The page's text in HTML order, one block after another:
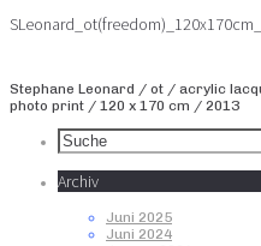
Stephane Leonard / ot / acrylic
photo print / 120 x 170 cm / 2013
Archiv
Juni 2025
Juni 2024